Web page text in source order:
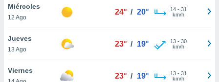
cookies
aceptar
Miércoles
12 Ago
24° / 20° 14- 31
km/h
Jueves
13 Ago
23° / 19° 13- 30
km/h
Viernes
23° / 19° 13- 31
km/h